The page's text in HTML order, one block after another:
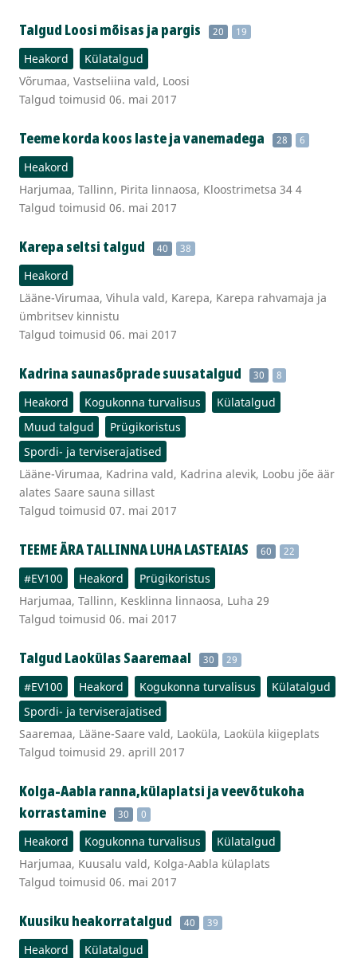
Talgud Loosi mõisas ja pargis 20 19
Heakord
Külatalgud
Võrumaa, Vastseliina vald, Loosi
Talgud toimusid 06. mai 2017
Teeme korda koos laste ja vanemadega 28 6
Heakord
Harjumaa, Tallinn, Pirita linnaosa, Kloostrimetsa 34 4
Talgud toimusid 06. mai 2017
Karepa seltsi talgud 40 38
Heakord
Lääne-Virumaa, Vihula vald, Karepa, Karepa rahvamaja ja
ümbritsev kinnistu
Talgud toimusid 06. mai 2017
Kadrina saunasõprade suusatalgud 30 8
Heakord Kogukonna turvalisus
Külatalgud
Muud talgud
Prügikoristus
Spordi- ja terviserajatised
Lääne-Virumaa, Kadrina vald, Kadrina alevik, Loobu jõe äär
alates Saare sauna sillast
Talgud toimusid 07. mai 2017
TEEME ÄRA TALLINNA LUHA LASTEAIAS 60 22
#EV100 Heakord
Prügikoristus
Harjumaa, Tallinn, Kesklinna linnaosa, Luha 29
Talgud toimusid 06. mai 2017
Talgud Laokülas Saaremaal 30 29
#EV100 Heakord Kogukonna turvalisus
Külatalgud
Spordi- ja terviserajatised
Saaremaa, Lääne-Saare vald, Laoküla, Laoküla kiigeplats
Talgud toimusid 29. aprill 2017
Kolga-Aabla ranna,külaplatsi ja veevõtukoha
korrastamine
30 0
Heakord Kogukonna turvalisus
Külatalgud
Harjumaa, Kuusalu vald, Kolga-Aabla külaplats
Talgud toimusid 06. mai 2017
Kuusiku heakorratalgud 40 39
Heakord
Külatalgud